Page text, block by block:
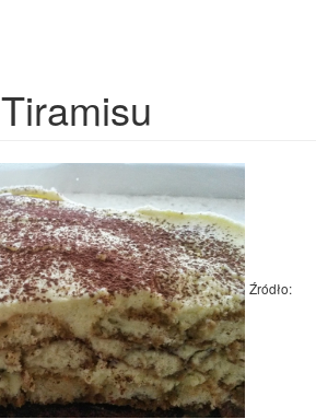
Tiramisu
Źródło: